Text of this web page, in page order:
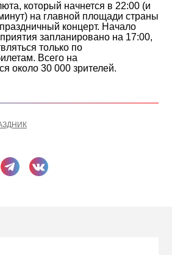
который начнется в 22:00 (и
на главной площади страны
концерт. Начало
запланировано на 17:00,
только по
Всего на
около 30 000 зрителей.
Поделиться в Телеграме
Поделиться ВКонтакте